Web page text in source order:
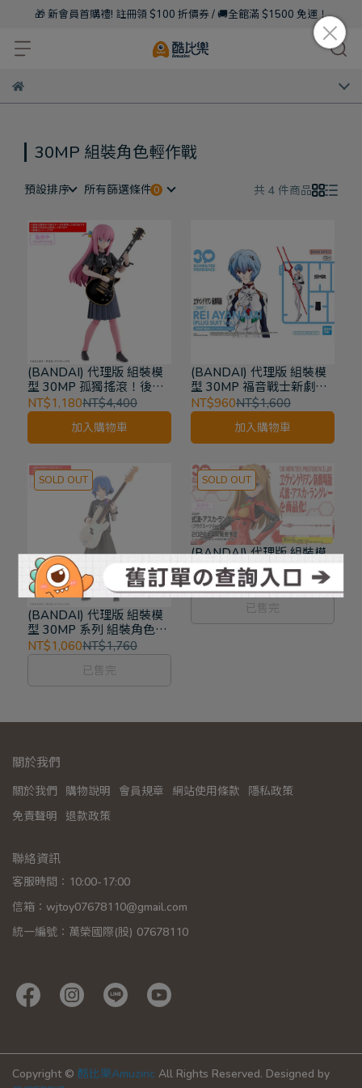
🎁 新會員首購禮! 註冊領 $100 折價券 / 🚚全館滿 $1500 免運！
30MP 組裝角色輕作戰
預設排序 所有篩選條件 共 4 件商品
(BANDAI) 代理版 組裝模
型 30MP 孤獨搖滾！後藤
一里
NT$1,180NT$4,400
加入購物車
(BANDAI) 代理版 組裝模
型 30MP 福音戰士新劇場
版 綾波零（插入拴服
Ver.）
NT$960NT$1,600
加入購物車
SOLD OUT
(BANDAI) 代理版 組裝模
型 30MP 系列 組裝角色輕
作戰 山田涼
NT$1,060NT$1,760
已售完
SOLD OUT
(BANDAI) 代理版 組裝模
型 30MP 福音戰士新劇場
版 式波 明日香 蘭格雷 (戰
鬥服Ver.)
NT$1,000NT$1,600
已售完
關於我們
關於我們 購物說明 會員規章 網站使用條款
隱私政策
免責聲明
退款政策
聯絡資訊
客服時間：10:00-17:00
信箱：wjtoy07678110@gmail.com
統一編號：萬榮國際(股) 07678110
Copyright © 酷比樂Amuzinc All Rights Reserved. Designed by